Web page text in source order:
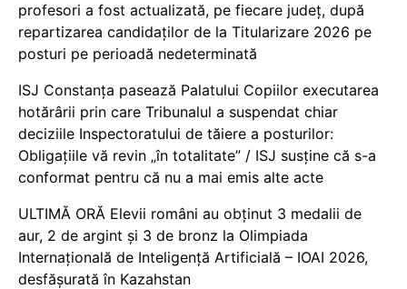
profesori a fost actualizată, pe fiecare județ, după
repartizarea candidaților de la Titularizare 2026 pe
posturi pe perioadă nedeterminată
ISJ Constanța pasează Palatului Copiilor executarea
hotărârii prin care Tribunalul a suspendat chiar
deciziile Inspectoratului de tăiere a posturilor:
Obligațiile vă revin „în totalitate” / ISJ susține că s-a
conformat pentru că nu a mai emis alte acte
ULTIMĂ ORĂ Elevii români au obținut 3 medalii de
aur, 2 de argint și 3 de bronz la Olimpiada
Internațională de Inteligență Artificială – IOAI 2026,
desfășurată în Kazahstan